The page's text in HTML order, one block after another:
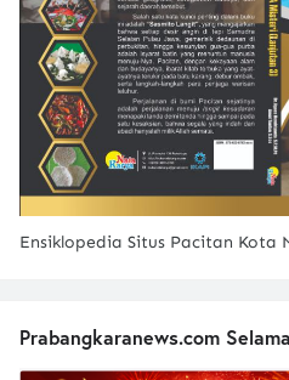
Ensiklopedia Situs Pacitan Kota
Prabangkaranews.com